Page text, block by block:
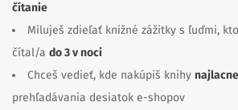
čítanie
Miluješ zdieľať knižné zážitky s ľuďmi,
čítal/a do 3 v noci
Chceš vedieť, kde nakúpiš knihy
prehľadávania desiatok e-shopov